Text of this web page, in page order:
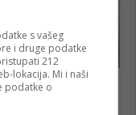
s vašeg
i druge podatke
212
lokacija. Mi i naši
podatke o